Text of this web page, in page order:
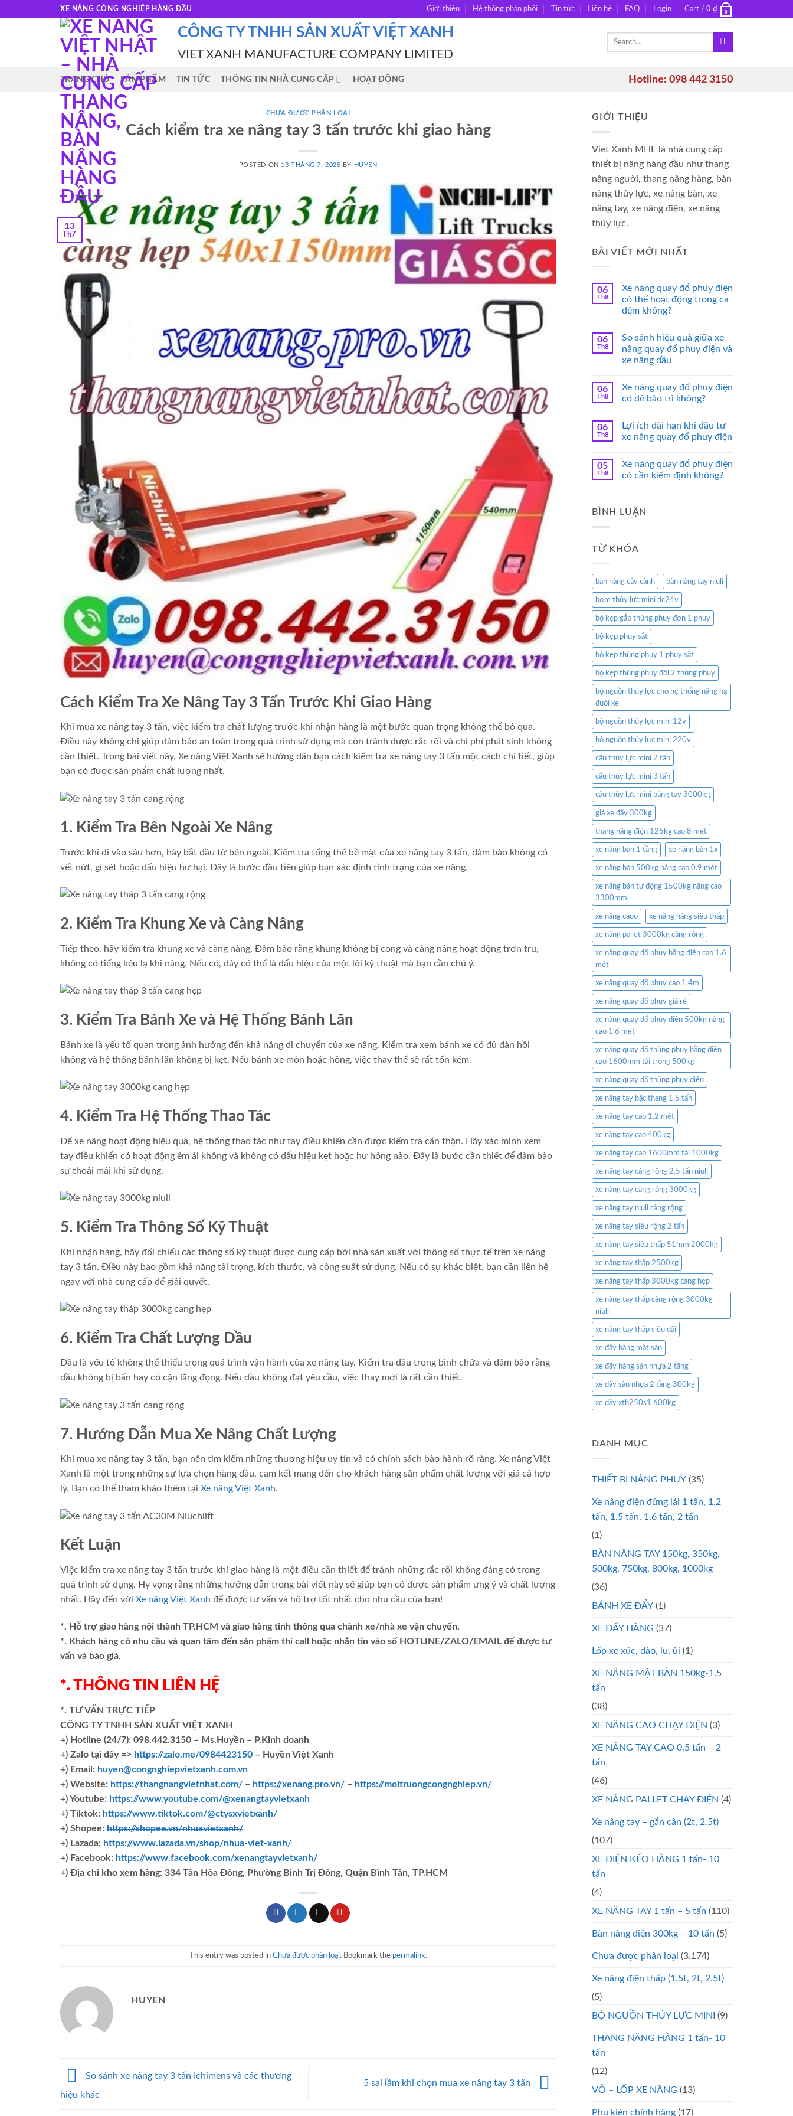
XE NÂNG CÔNG NGHIỆP HÀNG ĐẦU Giới thiệu Hệ thống phân phối Tin tức Liên hệ FAQ Login Cart / 0 ₫ 0
CÔNG TY TNHH SẢN XUẤT VIỆT XANH
VIET XANH MANUFACTURE COMPANY LIMITED
Search
TRANG CHỦ SẢN PHẨM TIN TỨC THÔNG TIN NHÀ CUNG CẤP HOẠT ĐỘNG Hotline: 098 442 3150
CHƯA ĐƯỢC PHÂN LOẠI
Cách kiểm tra xe nâng tay 3 tấn trước khi giao hàng
POSTED ON 13 THÁNG 7, 2025 BY HUYEN
13
Th7
Cách Kiểm Tra Xe Nâng Tay 3 Tấn Trước Khi Giao Hàng
Khi mua xe nâng tay 3 tấn, việc kiểm tra chất lượng trước khi nhận hàng là một bước quan trọng không thể bỏ qua.
Điều này không chỉ giúp đảm bảo an toàn trong quá trình sử dụng mà còn tránh được rắc rối và chi phí phát sinh không
cần thiết. Trong bài viết này, Xe nâng Việt Xanh sẽ hướng dẫn bạn cách kiểm tra xe nâng tay 3 tấn một cách chi tiết, giúp
bạn có được sản phẩm chất lượng nhất.
1. Kiểm Tra Bên Ngoài Xe Nâng
Trước khi đi vào sâu hơn, hãy bắt đầu từ bên ngoài. Kiểm tra tổng thể bề mặt của xe nâng tay 3 tấn, đảm bảo không có
vết nứt, gỉ sét hoặc dấu hiệu hư hại. Đây là bước đầu tiên giúp bạn xác định tình trạng của xe nâng.
2. Kiểm Tra Khung Xe và Càng Nâng
Tiếp theo, hãy kiểm tra khung xe và càng nâng. Đảm bảo rằng khung không bị cong và càng nâng hoạt động trơn tru,
không có tiếng kêu lạ khi nâng. Nếu có, đây có thể là dấu hiệu của một lỗi kỹ thuật mà bạn cần chú ý.
3. Kiểm Tra Bánh Xe và Hệ Thống Bánh Lăn
Bánh xe là yếu tố quan trọng ảnh hưởng đến khả năng di chuyển của xe nâng. Kiểm tra xem bánh xe có đủ đàn hồi
không và hệ thống bánh lăn không bị kẹt. Nếu bánh xe mòn hoặc hỏng, việc thay thế sẽ rất tốn kém.
4. Kiểm Tra Hệ Thống Thao Tác
Để xe nâng hoạt động hiệu quả, hệ thống thao tác như tay điều khiển cần được kiểm tra cẩn thận. Hãy xác minh xem
tay điều khiển có hoạt động êm ái không và không có dấu hiệu kẹt hoặc hư hỏng nào. Đây là bước cần thiết để đảm bảo
sự thoải mái khi sử dụng.
5. Kiểm Tra Thông Số Kỹ Thuật
Khi nhận hàng, hãy đối chiếu các thông số kỹ thuật được cung cấp bởi nhà sản xuất với thông số thực tế trên xe nâng
tay 3 tấn. Điều này bao gồm khả năng tải trọng, kích thước, và công suất sử dụng. Nếu có sự khác biệt, bạn cần liên hệ
ngay với nhà cung cấp để giải quyết.
6. Kiểm Tra Chất Lượng Dầu
Dầu là yếu tố không thể thiếu trong quá trình vận hành của xe nâng tay. Kiểm tra dầu trong bình chứa và đảm bảo rằng
dầu không bị bẩn hay có cặn lắng đọng. Nếu dầu không đạt yêu cầu, việc thay mới là rất cần thiết.
7. Hướng Dẫn Mua Xe Nâng Chất Lượng
Khi mua xe nâng tay 3 tấn, bạn nên tìm kiếm những thương hiệu uy tín và có chính sách bảo hành rõ ràng. Xe nâng Việt
Xanh là một trong những sự lựa chọn hàng đầu, cam kết mang đến cho khách hàng sản phẩm chất lượng với giá cả hợp
lý. Bạn có thể tham khảo thêm tại Xe nâng Việt Xanh.
Kết Luận
Việc kiểm tra xe nâng tay 3 tấn trước khi giao hàng là một điều cần thiết để tránh những rắc rối không đáng có trong
quá trình sử dụng. Hy vọng rằng những hướng dẫn trong bài viết này sẽ giúp bạn có được sản phẩm ưng ý và chất lượng
nhất. Hãy đến với Xe nâng Việt Xanh để được tư vấn và hỗ trợ tốt nhất cho nhu cầu của bạn!
*. Hỗ trợ giao hàng nội thành TP.HCM và giao hàng tỉnh thông qua chành xe/nhà xe vận chuyển.
*. Khách hàng có nhu cầu và quan tâm đến sản phẩm thì call hoặc nhắn tin vào số HOTLINE/ZALO/EMAIL để được tư
vấn và báo giá.
*. THÔNG TIN LIÊN HỆ
*. TƯ VẤN TRỰC TIẾP
CÔNG TY TNHH SẢN XUẤT VIỆT XANH
+) Hotline (24/7): 098.442.3150 – Ms.Huyền – P.Kinh doanh
+) Zalo tại đây => https://zalo.me/0984423150 – Huyền Việt Xanh
+) Email: huyen@congnghiepvietxanh.com.vn
+) Website: https://thangnangvietnhat.com/ – https://xenang.pro.vn/ – https://moitruongcongnghiep.vn/
+) Youtube: https://www.youtube.com/@xenangtayvietxanh
+) Tiktok: https://www.tiktok.com/@ctysxvietxanh/
+) Shopee: https://shopee.vn/nhuavietxanh/
+) Lazada: https://www.lazada.vn/shop/nhua-viet-xanh/
+) Facebook: https://www.facebook.com/xenangtayvietxanh/
+) Địa chỉ kho xem hàng: 334 Tân Hòa Đông, Phường Bình Trị Đông, Quận Bình Tân, TP.HCM
This entry was posted in Chưa được phân loại. Bookmark the permalink.
HUYEN
So sánh xe nâng tay 3 tấn Ichimens và các thương
hiệu khác
5 sai lầm khi chọn mua xe nâng tay 3 tấn
GIỚI THIỆU
Viet Xanh MHE là nhà cung cấp
thiết bị nâng hàng đầu như thang
nâng người, thang nâng hàng, bàn
nâng thủy lực, xe nâng bàn, xe
nâng tay, xe nâng điện, xe nâng
thủy lực.
BÀI VIẾT MỚI NHẤT
06
Th8
Xe nâng quay đổ phuy điện
có thể hoạt động trong ca
đêm không?
06
Th8
So sánh hiệu quả giữa xe
nâng quay đổ phuy điện và
xe nâng dầu
06
Th8
Xe nâng quay đổ phuy điện
có dễ bảo trì không?
06
Th8
Lợi ích dài hạn khi đầu tư
xe nâng quay đổ phuy điện
05
Th8
Xe nâng quay đổ phuy điện
có cần kiểm định không?
BÌNH LUẬN
TỪ KHÓA
bàn nâng cây cành bàn nâng tay niuli
bơm thủy lực mini dc24v
bộ kẹp gắp thùng phuy đơn 1 phuy
bộ kẹp phuy sắt
bộ kẹp thùng phuy 1 phuy sắt
bộ kẹp thùng phuy đôi 2 thùng phuy
bộ nguồn thủy lực cho hệ thống nâng hạ
đuôi xe
bộ nguồn thủy lực mini 12v
bộ nguồn thủy lực mini 220v
cẩu thủy lực mini 2 tấn
cẩu thủy lực mini 3 tấn
cẩu thủy lực mini bằng tay 3000kg
giá xe đẩy 300kg
thang nâng điện 125kg cao 8 mét
xe nâng bàn 1 tầng xe nâng bàn 1x
xe nâng bàn 500kg nâng cao 0.9 mét
xe nâng bán tự động 1500kg nâng cao
3300mm
xe nâng caoo xe nâng hàng siêu thấp
xe nâng pallet 3000kg càng rộng
xe nâng quay đổ phuy bằng điện cao 1.6
mét
xe nâng quay đổ phuy cao 1.4m
xe nâng quay đổ phuy giá rẻ
xe nâng quay đổ phuy điện 500kg nâng
cao 1.6 mét
xe nâng quay đổ thùng phuy bằng điện
cao 1600mm tải trọng 500kg
xe nâng quay đổ thùng phuy điện
xe nâng tay bậc thang 1.5 tấn
xe nâng tay cao 1.2 mét
xe nâng tay cao 400kg
xe nâng tay cao 1600mm tải 1000kg
xe nâng tay càng rộng 2.5 tấn niuli
xe nâng tay càng rộng 3000kg
xe nâng tay niuli càng rộng
xe nâng tay siêu rộng 2 tấn
xe nâng tay siêu thấp 51mm 2000kg
xe nâng tay thấp 2500kg
xe nâng tay thấp 3000kg càng hẹp
xe nâng tay thấp càng rộng 3000kg
niuli
xe nâng tay thấp siêu dài
xe đẩy hàng mặt sàn
xe đẩy hàng sàn nhựa 2 tầng
xe đẩy sàn nhựa 2 tầng 300kg
xe đẩy xth250s1 600kg
DANH MỤC
THIẾT BỊ NÂNG PHUY (35)
Xe nâng điện đứng lái 1 tấn, 1.2
tấn, 1.5 tấn, 1.6 tấn, 2 tấn
(1)
BÀN NÂNG TAY 150kg, 350kg,
500kg, 750kg, 800kg, 1000kg
(36)
BÁNH XE ĐẨY (1)
XE ĐẨY HÀNG (37)
Lốp xe xúc, đào, lu, ủi (1)
XE NÂNG MẶT BÀN 150kg-1.5
tấn
(38)
XE NÂNG CAO CHẠY ĐIỆN (3)
XE NÂNG TAY CAO 0.5 tấn – 2
tấn
(46)
XE NÂNG PALLET CHẠY ĐIỆN (4)
Xe nâng tay – gắn cân (2t, 2.5t)
(107)
XE ĐIỆN KÉO HÀNG 1 tấn- 10
tấn
(4)
XE NÂNG TAY 1 tấn – 5 tấn (110)
Bàn nâng điện 300kg – 10 tấn (5)
Chưa được phân loại (3.174)
Xe nâng điện thấp (1.5t, 2t, 2.5t)
(5)
BỘ NGUỒN THỦY LỰC MINI
(9)
THANG NÂNG HÀNG 1 tấn- 10
tấn
(12)
VỎ – LỐP XE NÂNG (13)
Phụ kiện chính hãng (17)